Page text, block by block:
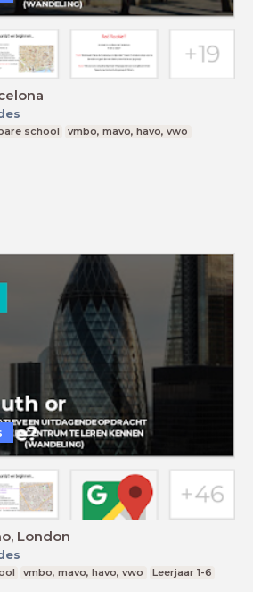
school
vmbo, mavo, havo, vwo
London
vmbo, mavo, havo, vwo Leerjaar 1-6